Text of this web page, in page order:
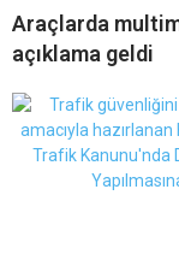
Araçlarda
açıklama geldi